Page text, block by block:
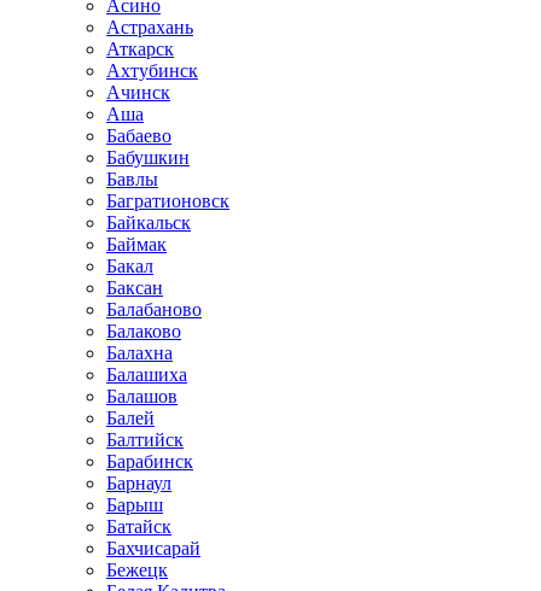
Асино
Астрахань
Аткарск
Ахтубинск
Ачинск
Аша
Бабаево
Бабушкин
Бавлы
Багратионовск
Байкальск
Баймак
Бакал
Баксан
Балабаново
Балаково
Балахна
Балашиха
Балашов
Балей
Балтийск
Барабинск
Барнаул
Барыш
Батайск
Бахчисарай
Бежецк